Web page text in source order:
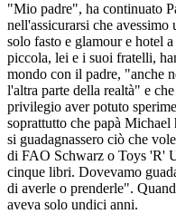
"Mio padre", ha continuato
nell'assicurarsi che
solo fasto e glamour e hotel
piccola, lei e i suoi fratelli,
mondo con il padre, "anche
l'altra parte della realtà" e
privilegio aver potuto
soprattutto che papà
si guadagnassero ciò che
di FAO Schwarz o Toys 'R'
cinque libri. Dovevamo
di averle o prenderle".
aveva solo undici anni.